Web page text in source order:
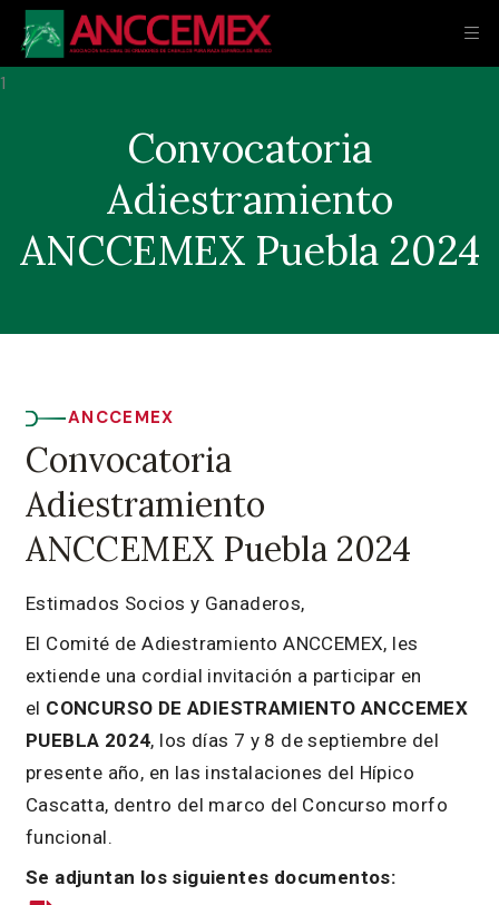
Convocatoria
Adiestramiento
ANCCEMEX Puebla 2024
ANCCEMEX
Convocatoria
Adiestramiento
ANCCEMEX Puebla 2024
Estimados Socios y Ganaderos,
El Comité de Adiestramiento ANCCEMEX, les
extiende una cordial invitación a participar en
el CONCURSO DE ADIESTRAMIENTO ANCCEMEX
PUEBLA 2024, los días 7 y 8 de septiembre del
presente año, en las instalaciones del Hípico
Cascatta, dentro del marco del Concurso morfo
funcional.
Se adjuntan los siguientes documentos: